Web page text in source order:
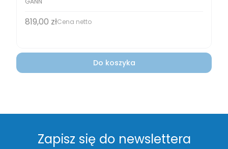
Cena
819,00 złCena netto
Do koszyka
Zapisz się do newslettera